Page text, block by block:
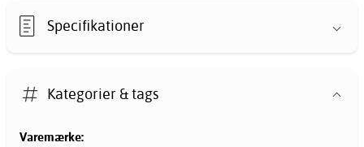
Specifikationer
Kategorier & tags
Varemærke: